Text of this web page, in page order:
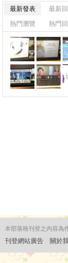
最新發表 最新
熱門瀏覽
熱門
本部落格刊登之內容為
刊登網站廣告 關於